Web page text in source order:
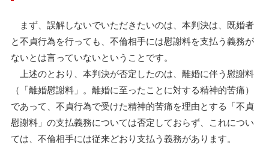
まず、誤解しないでいただきたいのは、本判決は、既婚者
と不貞行為を行っても、不倫相手には慰謝料を支払う義務が
ないとは言っていないということです。
上述のとおり、本判決が否定したのは、離婚に伴う慰謝料
（「離婚慰謝料」。離婚に至ったことに対する精神的苦痛）
であって、不貞行為で受けた精神的苦痛を理由とする「不貞
慰謝料」の支払義務については否定しておらず、これについ
ては、不倫相手には従来どおり支払う義務があります。